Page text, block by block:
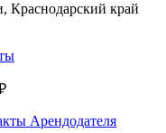
Краснодарский край
Арендодателя